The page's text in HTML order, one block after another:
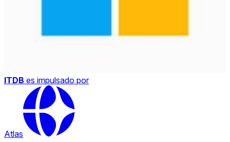
ITDB es impulsado por
Atlas